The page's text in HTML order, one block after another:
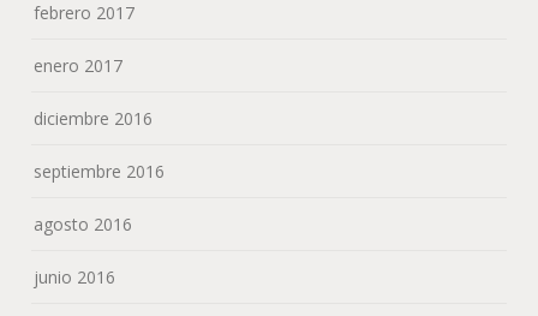
febrero 2017
enero 2017
diciembre 2016
septiembre 2016
agosto 2016
junio 2016